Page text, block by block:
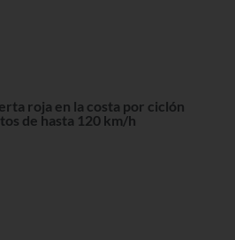
roja en la costa por ciclón
de hasta 120 km/h